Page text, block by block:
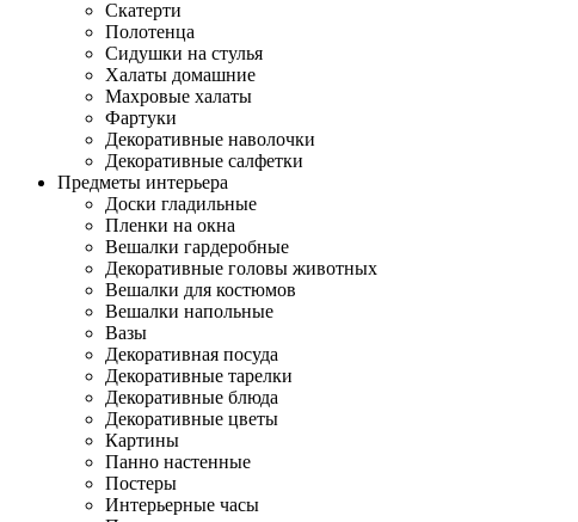
Скатерти
Полотенца
Сидушки на стулья
Халаты домашние
Махровые халаты
Фартуки
Декоративные наволочки
Декоративные салфетки
Предметы интерьера
Доски гладильные
Пленки на окна
Вешалки гардеробные
Декоративные головы животных
Вешалки для костюмов
Вешалки напольные
Вазы
Декоративная посуда
Декоративные тарелки
Декоративные блюда
Декоративные цветы
Картины
Панно настенные
Постеры
Интерьерные часы